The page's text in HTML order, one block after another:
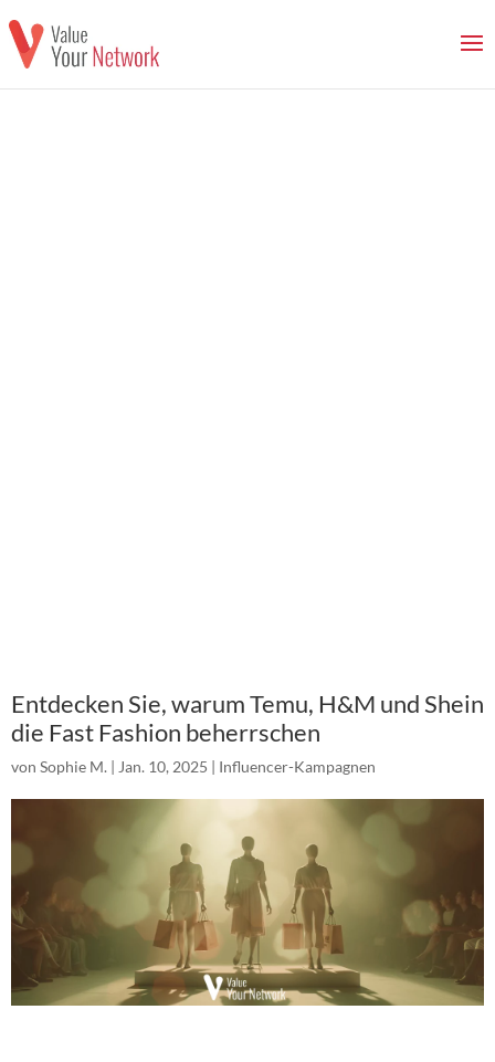
Entdecken Sie, warum Temu, H&M und Shein
die Fast Fashion beherrschen
von Sophie M. | Jan. 10, 2025 | Influencer-Kampagnen